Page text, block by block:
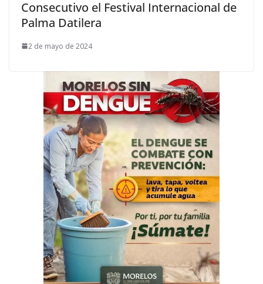
Consecutivo el Festival Internacional de
Palma Datilera
2 de mayo de 2024